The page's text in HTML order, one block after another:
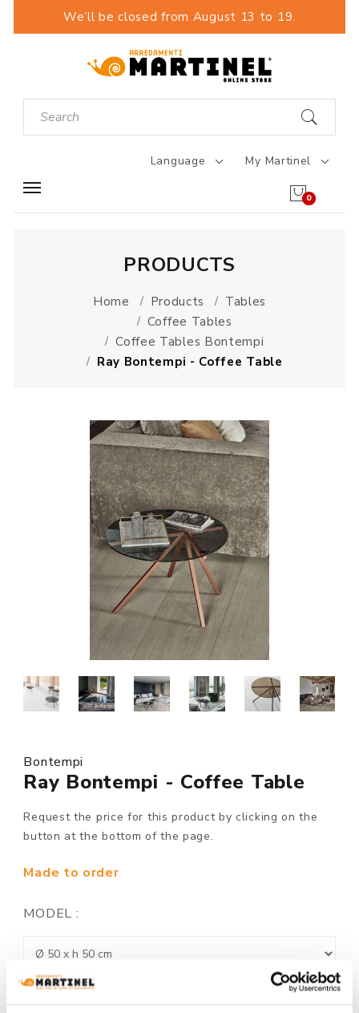
We’ll be closed from August 13 to 19.
Language My Martinel
0
PRODUCTS
Home Products
Tables
Coffee Tables
Coffee Tables Bontempi
Ray Bontempi - Coffee Table
Bontempi
Ray Bontempi - Coffee Table
Request the price for this product by clicking on the
button at the bottom of the page.
Made to order
MODEL :
BASE FINISH: